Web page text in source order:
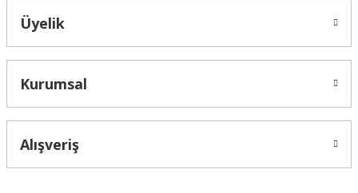
Üyelik
Kurumsal
Alışveriş